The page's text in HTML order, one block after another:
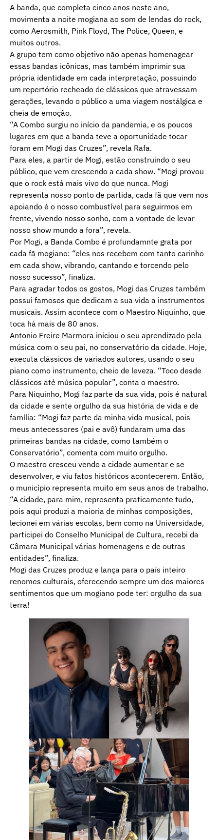
A banda, que completa cinco anos neste ano,
movimenta a noite mogiana ao som de lendas do rock,
como Aerosmith, Pink Floyd, The Police, Queen, e
muitos outros.
A grupo tem como objetivo não apenas homenagear
essas bandas icônicas, mas também imprimir sua
própria identidade em cada interpretação, possuindo
um repertório recheado de clássicos que atravessam
gerações, levando o público a uma viagem nostálgica e
cheia de emoção.
“A Combo surgiu no início da pandemia, e os poucos
lugares em que a banda teve a oportunidade tocar
foram em Mogi das Cruzes”, revela Rafa.
Para eles, a partir de Mogi, estão construindo o seu
público, que vem crescendo a cada show. “Mogi provou
que o rock está mais vivo do que nunca. Mogi
representa nosso ponto de partida, cada fã que vem nos
apoiando é o nosso combustível para seguirmos em
frente, vivendo nosso sonho, com a vontade de levar
nosso show mundo a fora”, revela.
Por Mogi, a Banda Combo é profundamnte grata por
cada fã mogiano: “eles nos recebem com tanto carinho
em cada show, vibrando, cantando e torcendo pelo
nosso sucesso”, finaliza.
Para agradar todos os gostos, Mogi das Cruzes também
possui famosos que dedicam a sua vida a instrumentos
musicais. Assim acontece com o Maestro Niquinho, que
toca há mais de 80 anos.
Antonio Freire Marmora iniciou o seu aprendizado pela
música com o seu pai, no conservatório da cidade. Hoje,
executa clássicos de variados autores, usando o seu
piano como instrumento, cheio de leveza. “Toco desde
clássicos até música popular”, conta o maestro.
Para Niquinho, Mogi faz parte da sua vida, pois é natural
da cidade e sente orgulho da sua história de vida e de
família: “Mogi faz parte da minha vida musical, pois
meus antecessores (pai e avô) fundaram uma das
primeiras bandas na cidade, como também o
Conservatório”, comenta com muito orgulho.
O maestro cresceu vendo a cidade aumentar e se
desenvolver, e viu fatos históricos acontecerem. Então,
o município representa muito em seus anos de trabalho.
“A cidade, para mim, representa praticamente tudo,
pois aqui produzi a maioria de minhas composições,
lecionei em várias escolas, bem como na Universidade,
participei do Conselho Municipal de Cultura, recebi da
Câmara Municipal várias homenagens e de outras
entidades”, finaliza.
Mogi das Cruzes produz e lança para o país inteiro
renomes culturais, oferecendo sempre um dos maiores
sentimentos que um mogiano pode ter: orgulho da sua
terra!